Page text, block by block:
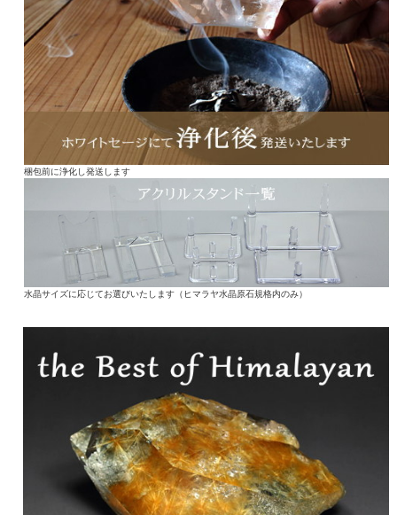
梱包前に浄化し発送します
水晶サイズに応じてお選びいたします（ヒマラヤ水晶原石規格内のみ）